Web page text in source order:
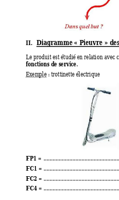
II. Diagramme « Pieuvre »
Le produit est étudié en relation avec
fonctions de service.
Exemple : trottinette électrique
FP1 =
FC1 =
FC2 =
FC4 =